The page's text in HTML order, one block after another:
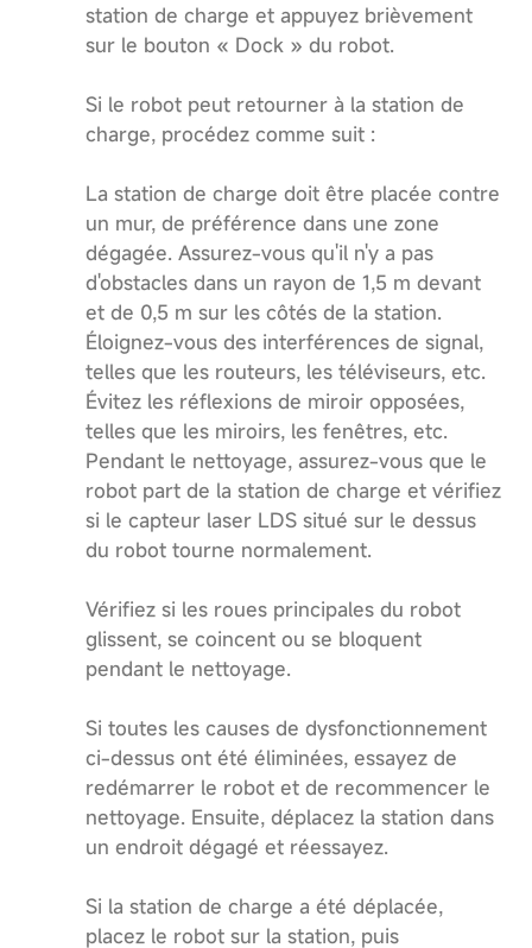
station de charge et appuyez brièvement
sur le bouton « Dock » du robot.
Si le robot peut retourner à la station de
charge, procédez comme suit :
La station de charge doit être placée contre
un mur, de préférence dans une zone
dégagée. Assurez-vous qu'il n'y a pas
d'obstacles dans un rayon de 1,5 m devant
et de 0,5 m sur les côtés de la station.
Éloignez-vous des interférences de signal,
telles que les routeurs, les téléviseurs, etc.
Évitez les réflexions de miroir opposées,
telles que les miroirs, les fenêtres, etc.
Pendant le nettoyage, assurez-vous que le
robot part de la station de charge et vérifiez
si le capteur laser LDS situé sur le dessus
du robot tourne normalement.
Vérifiez si les roues principales du robot
glissent, se coincent ou se bloquent
pendant le nettoyage.
Si toutes les causes de dysfonctionnement
ci-dessus ont été éliminées, essayez de
redémarrer le robot et de recommencer le
nettoyage. Ensuite, déplacez la station dans
un endroit dégagé et réessayez.
Si la station de charge a été déplacée,
placez le robot sur la station, puis